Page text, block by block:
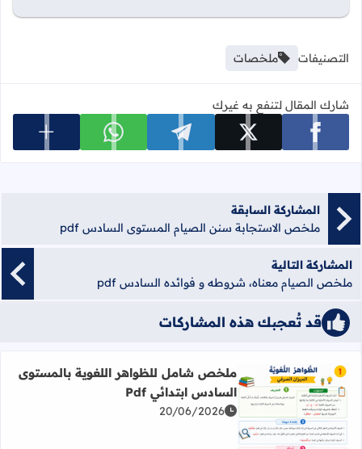
التصنيفات ملخصات
شارك المقال لتنفع به غيرك
شارك على facebook شارك على x شارك على telegram شارك على whatsapp عرض
المشاركة السابقة
ملخص الاستجابة سنن الصيام المستوى السادس pdf
المشاركة التالية
ملخص الصيام معناه، شروطه و فوائده السادس pdf
قد تُعجبك هذه المشاركات
ملخص شامل للظواهر اللغوية بالمستوى
السادس ابتدائي Pdf
20/06/2026